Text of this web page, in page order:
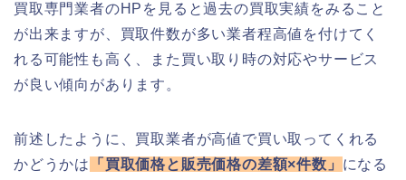
買取専門業者のHPを見ると過去の買取実績をみること
が出来ますが、買取件数が多い業者程高値を付けてく
れる可能性も高く、また買い取り時の対応やサービス
が良い傾向があります。
前述したように、買取業者が高値で買い取ってくれる
かどうかは
「買取価格と販売価格の差額×件数」 になる